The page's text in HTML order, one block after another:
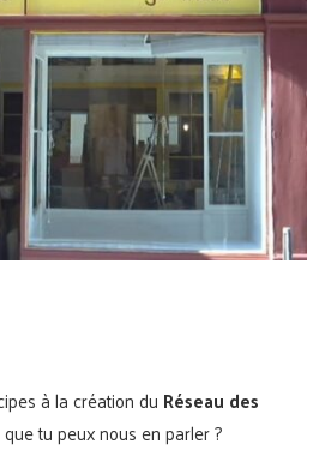
à la création du Réseau des
que tu peux nous en parler ?